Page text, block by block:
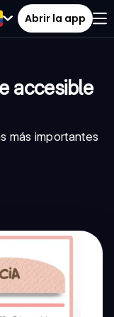
Abrir la app
accesible
más importantes